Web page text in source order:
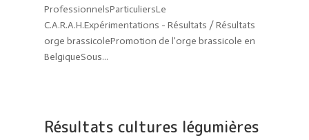
ProfessionnelsParticuliersLe
C.A.R.A.H.Expérimentations - Résultats / Résultats
orge brassicolePromotion de l'orge brassicole en
BelgiqueSous...
Résultats cultures légumières